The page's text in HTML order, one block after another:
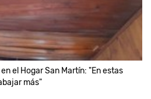
el Hogar San Martín: "En estas
más"